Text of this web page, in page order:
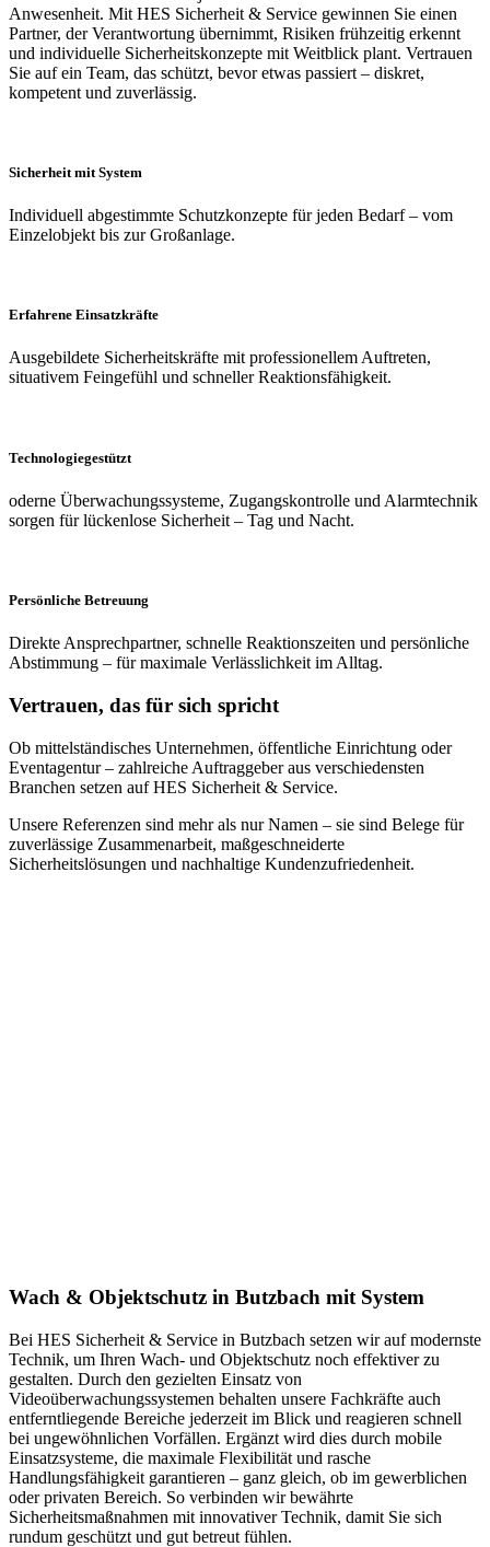
Anwesenheit. Mit HES Sicherheit & Service gewinnen Sie einen
Partner, der Verantwortung übernimmt, Risiken frühzeitig erkennt
und individuelle Sicherheitskonzepte mit Weitblick plant. Vertrauen
Sie auf ein Team, das schützt, bevor etwas passiert – diskret,
kompetent und zuverlässig.
Sicherheit mit System
Individuell abgestimmte Schutzkonzepte für jeden Bedarf – vom
Einzelobjekt bis zur Großanlage.
Erfahrene Einsatzkräfte
Ausgebildete Sicherheitskräfte mit professionellem Auftreten,
situativem Feingefühl und schneller Reaktionsfähigkeit.
Technologiegestützt
oderne Überwachungssysteme, Zugangskontrolle und Alarmtechnik
sorgen für lückenlose Sicherheit – Tag und Nacht.
Persönliche Betreuung
Direkte Ansprechpartner, schnelle Reaktionszeiten und persönliche
Abstimmung – für maximale Verlässlichkeit im Alltag.
Vertrauen, das für sich spricht
Ob mittelständisches Unternehmen, öffentliche Einrichtung oder
Eventagentur – zahlreiche Auftraggeber aus verschiedensten
Branchen setzen auf HES Sicherheit & Service.
Unsere Referenzen sind mehr als nur Namen – sie sind Belege für
zuverlässige Zusammenarbeit, maßgeschneiderte
Sicherheitslösungen und nachhaltige Kundenzufriedenheit.
Wach & Objektschutz in Butzbach mit System
Bei HES Sicherheit & Service in Butzbach setzen wir auf modernste
Technik, um Ihren Wach- und Objektschutz noch effektiver zu
gestalten. Durch den gezielten Einsatz von
Videoüberwachungssystemen behalten unsere Fachkräfte auch
entferntliegende Bereiche jederzeit im Blick und reagieren schnell
bei ungewöhnlichen Vorfällen. Ergänzt wird dies durch mobile
Einsatzsysteme, die maximale Flexibilität und rasche
Handlungsfähigkeit garantieren – ganz gleich, ob im gewerblichen
oder privaten Bereich. So verbinden wir bewährte
Sicherheitsmaßnahmen mit innovativer Technik, damit Sie sich
rundum geschützt und gut betreut fühlen.